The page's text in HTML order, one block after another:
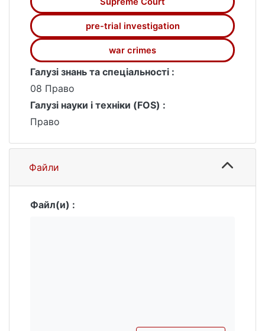
pre-trial investigation
war crimes
Галузі знань та спеціальності :
08 Право
Галузі науки і техніки (FOS) :
Право
Файли
Файл(и) :